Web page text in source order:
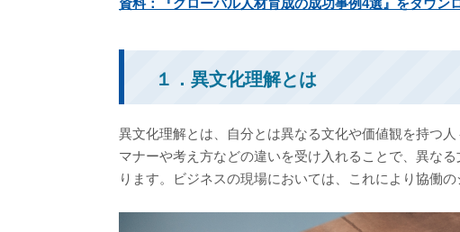
資料：『グローバル人材育成の成功事例4選』をダウン
１．異文化理解とは
異文化理解とは、自分とは異なる文化や価値観を持つ
マナーや考え方などの違いを受け入れることで、異な
ります。ビジネスの現場においては、これにより協働